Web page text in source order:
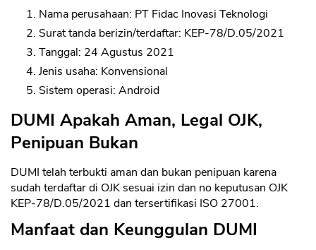
Nama perusahaan: PT Fidac Inovasi Teknologi
Surat tanda berizin/terdaftar: KEP-78/D.05/2021
Tanggal: 24 Agustus 2021
Jenis usaha: Konvensional
Sistem operasi: Android
DUMI Apakah Aman, Legal OJK,
Penipuan Bukan
DUMI telah terbukti aman dan bukan penipuan karena
sudah terdaftar di OJK sesuai izin dan no keputusan OJK
KEP-78/D.05/2021 dan tersertifikasi ISO 27001.
Manfaat dan Keunggulan DUMI